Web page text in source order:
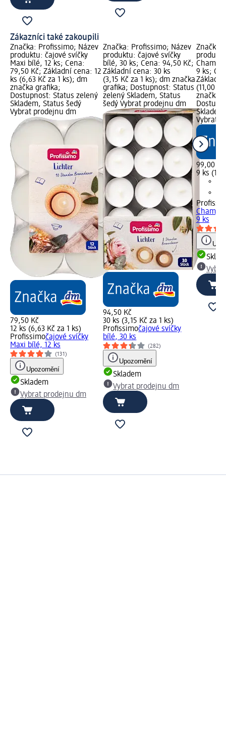
Zákazníci také zakoupili
Značka: Profissimo; Název
produktu: čajové svíčky
Maxi bílé, 12 ks; Cena:
79,50 Kč; Základní cena: 12
ks (6,63 Kč za 1 ks); dm
značka grafika;
Dostupnost: Status zelený
Skladem, Status šedý
Vybrat prodejnu dm
79,50 Kč
12 ks (6,63 Kč za 1 ks)
Profissimočajové svíčky
Maxi bílé, 12 ks
(131)
Upozornění
Skladem
Vybrat prodejnu dm
Značka: Profissimo; Název
produktu: čajové svíčky
bílé, 30 ks; Cena: 94,50 Kč;
Základní cena: 30 ks
(3,15 Kč za 1 ks); dm značka
grafika; Dostupnost: Status
zelený Skladem, Status
šedý Vybrat prodejnu dm
94,50 Kč
30 ks (3,15 Kč za 1 ks)
Profissimočajové svíčky
bílé, 30 ks
(282)
Upozornění
Skladem
Vybrat prodejnu dm
Značka:
9 ks;
(11,00
značka
Vybrat
99,00 Kč
9 ks
9 ks